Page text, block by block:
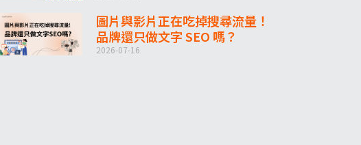
圖片與影片正在吃掉搜尋流量！
品牌還只做文字 SEO 嗎？
2026-07-16